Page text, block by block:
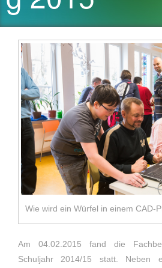
Wie wird ein Würfel in einem CAD-
Am 04.02.2015 fand die
Schuljahr 2014/15 statt. Neben